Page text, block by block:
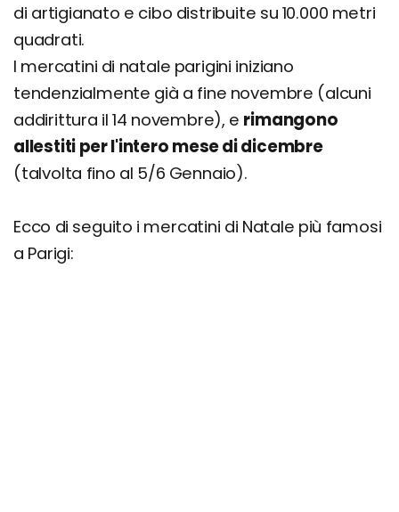
di artigianato e cibo distribuite su 10.000 metri
quadrati.
I mercatini di natale parigini iniziano
tendenzialmente già a fine novembre (alcuni
addirittura il 14 novembre), e rimangono
allestiti per l'intero mese di dicembre
(talvolta fino al 5/6 Gennaio).
Ecco di seguito i mercatini di Natale più famosi
a Parigi: